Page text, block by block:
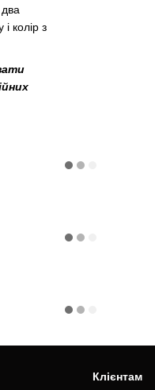
два
колір з
Клієнтам